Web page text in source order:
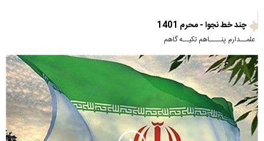
چند خط نجوا - محرم 1401
علمــدارم پنــــاهم تکیــه گاهم